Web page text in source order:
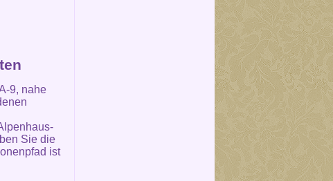
9, nahe
Sie die
ist